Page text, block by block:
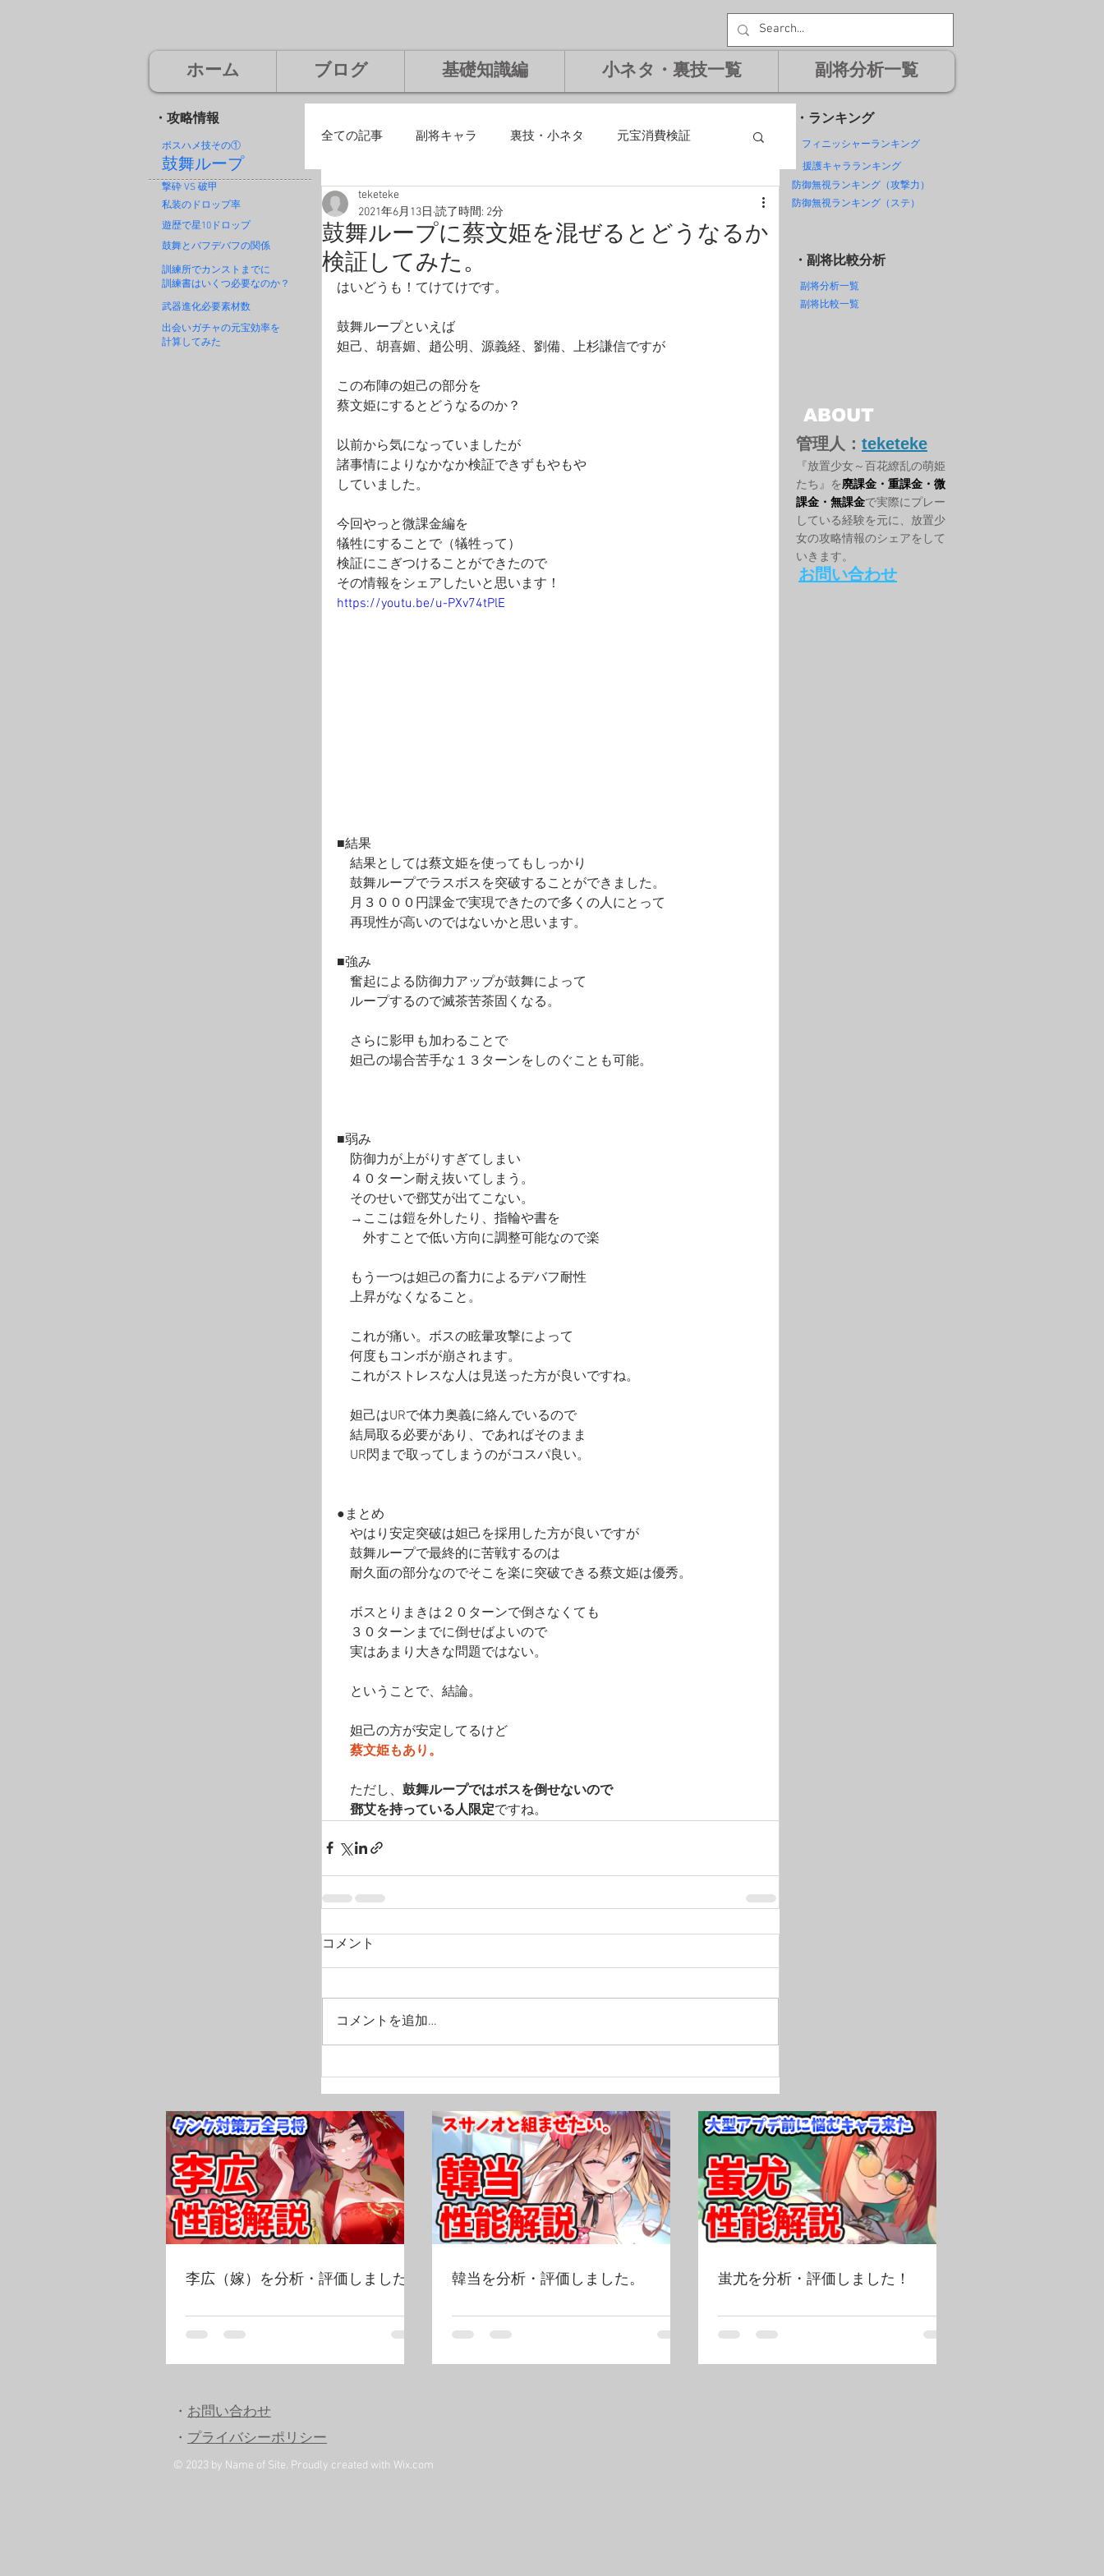
ホーム ブログ 基礎知識編 小ネタ・裏技一覧 副将分析一覧
・攻略情報
ボスハメ技その①
鼓舞ループ
撃砕 VS 破甲
私装のドロップ率
遊歴で星10ドロップ
鼓舞とバフデバフの関係
訓練所でカンストまでに
訓練書はいくつ必要なのか？
武器進化必要素材数
出会いガチャの元宝効率を
計算してみた
全ての記事 副将キャラ 裏技・小ネタ 元宝消費検証
廃課金編
神将交換副将 ランキング
鼓舞ループに蔡文姫を混ぜるとどうなるか
検証してみた。
teketeke
2021年6月13日 読了時間: 2分
はいどうも！てけてけです。
鼓舞ループといえば
妲己、胡喜媚、趙公明、源義経、劉備、上杉謙信ですが
この布陣の妲己の部分を
蔡文姫にするとどうなるのか？
以前から気になっていましたが
諸事情によりなかなか検証できずもやもや
していました。
今回やっと微課金編を
犠牲にすることで（犠牲って）
検証にこぎつけることができたので
その情報をシェアしたいと思います！
https://youtu.be/u-PXv74tPlE
■結果
結果としては蔡文姫を使ってもしっかり
鼓舞ループでラスボスを突破することができました。
月３０００円課金で実現できたので多くの人にとって
再現性が高いのではないかと思います。
■強み
奮起による防御力アップが鼓舞によって
ループするので滅茶苦茶固くなる。
さらに影甲も加わることで
妲己の場合苦手な１３ターンをしのぐことも可能。
■弱み
防御力が上がりすぎてしまい
４０ターン耐え抜いてしまう。
そのせいで鄧艾が出てこない。
→ここは鎧を外したり、指輪や書を
外すことで低い方向に調整可能なので楽
もう一つは妲己の畜力によるデバフ耐性
上昇がなくなること。
これが痛い。ボスの眩暈攻撃によって
何度もコンボが崩されます。
これがストレスな人は見送った方が良いですね。
妲己はURで体力奥義に絡んでいるので
結局取る必要があり、であればそのまま
UR閃まで取ってしまうのがコスパ良い。
●まとめ
やはり安定突破は妲己を採用した方が良いですが
鼓舞ループで最終的に苦戦するのは
耐久面の部分なのでそこを楽に突破できる蔡文姫は優秀。
ボスとりまきは２０ターンで倒さなくても
３０ターンまでに倒せばよいので
実はあまり大きな問題ではない。
ということで、結論。
妲己の方が安定してるけど
蔡文姫もあり。
ただし、 鼓舞ループではボスを倒せないので
鄧艾を持っている人限定ですね。
コメント
コメントを追加…
フィニッシャーランキング
援護キャラランキング
防御無視ランキング（攻撃力）
防御無視ランキング（ステ）
・ランキング
副将分析一覧
副将比較一覧
・副将比較分析
お問い合わせ
ABOUT
管理人： teketeke
『放置少女～百花繚乱の萌姫
たち』を廃課金・重課金・微
課金・無課金で実際にプレー
している経験を元に、放置少
女の攻略情報のシェアをして
いきます。
李広（嫁）を分析・評価しました！ 韓当を分析・評価しました。 蚩尤を分析・評価しました！
・ お問い合わせ
・ プライバシーポリシー
© 2023 by Name of Site. Proudly created with Wix.com